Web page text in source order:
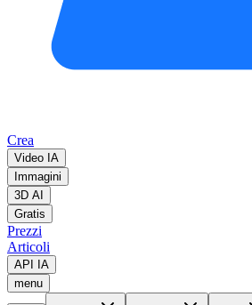
Crea
Video IA
Immagini
3D AI
Gratis
Prezzi
Articoli
API IA
menu